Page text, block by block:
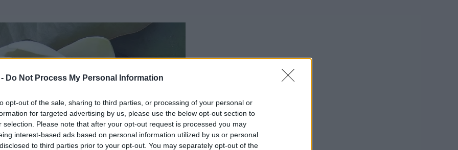
Do Not Process My Personal Information
opt-out of the sale, sharing to third parties, or processing of your personal or
for targeted advertising by us, please use the below opt-out section to
selection. Please note that after your opt-out request is processed you may
interest-based ads based on personal information utilized by us or personal
to third parties prior to your opt-out. You may separately opt-out of the